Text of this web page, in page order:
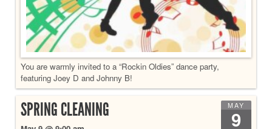
You are warmly invited to a “Rockin Oldies” dance party,
featuring Joey D and Johnny B!
MAY
9
SPRING CLEANING